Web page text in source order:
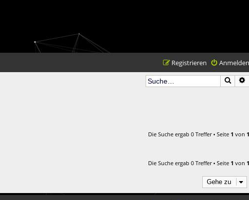
Anmelden
Registrieren
Die Suche ergab 0 Treffer • Seite 1 von 1
Die Suche ergab 0 Treffer • Seite 1 von 1
Gehe zu